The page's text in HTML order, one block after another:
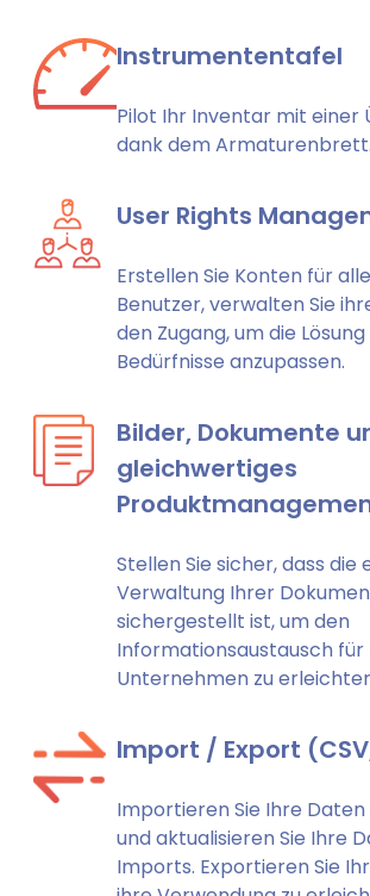
Instrumententafel
Pilot Ihr Inventar mit einer
dank dem Armaturenbrett.
User Rights
Erstellen Sie Konten für
Benutzer, verwalten Sie
den Zugang, um die
Bedürfnisse anzupassen.
Bilder, Dokumente
gleichwertiges
Stellen Sie sicher, dass
Verwaltung Ihrer
sichergestellt ist, um den
Informationsaustausch für
Unternehmen zu
Import / Export
Importieren Sie Ihre
und aktualisieren Sie Ihre
Imports. Exportieren Sie